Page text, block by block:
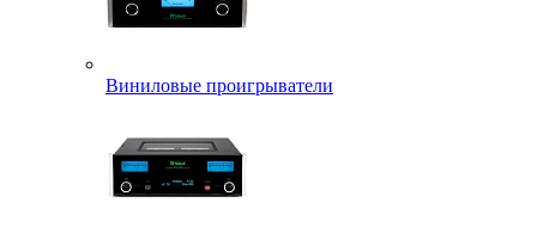
Виниловые проигрыватели